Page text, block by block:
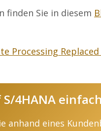
finden Sie in diesem
Processing
4HANA
anhand eines